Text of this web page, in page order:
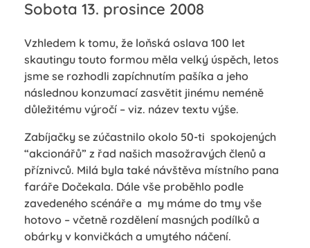
Sobota 13. prosince 2008
Vzhledem k tomu, že loňská oslava 100 let
skautingu touto formou měla velký úspěch, letos
jsme se rozhodli zapíchnutím pašíka a jeho
následnou konzumací zasvětit jinému neméně
důležitému výročí – viz. název textu výše.
Zabíjačky se zúčastnilo okolo 50-ti spokojených
“akcionářů” z řad našich masožravých členů a
příznivců. Milá byla také návštěva místního pana
faráře Dočekala. Dále vše proběhlo podle
zavedeného scénáře a my máme do tmy vše
hotovo – včetně rozdělení masných podílků a
obárky v konvičkách a umytého náčení.